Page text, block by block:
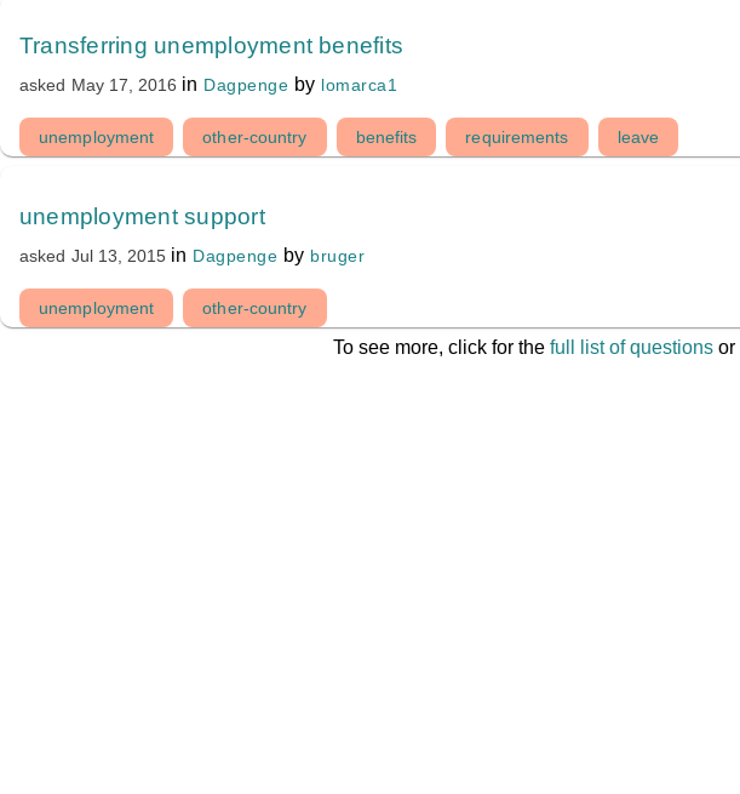
Transferring unemployment benefits
asked May 17, 2016 in Dagpenge by lomarca1
unemployment other-country benefits requirements leave
unemployment support
asked Jul 13, 2015 in Dagpenge by bruger
unemployment other-country
To see more, click for the full list of questionsor